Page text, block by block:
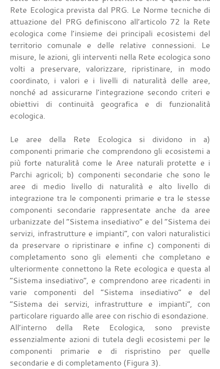
Rete Ecologica prevista dal PRG. Le Norme tecniche di
attuazione del PRG definiscono all’articolo 72 la Rete
ecologica come l’insieme dei principali ecosistemi del
territorio comunale e delle relative connessioni. Le
misure, le azioni, gli interventi nella Rete ecologica sono
volti a preservare, valorizzare, ripristinare, in modo
coordinato, i valori e i livelli di naturalità delle aree,
nonché ad assicurarne l’integrazione secondo criteri e
obiettivi di continuità geografica e di funzionalità
ecologica.
Le aree della Rete Ecologica si dividono in a)
componenti primarie che comprendono gli ecosistemi a
più forte naturalità come le Aree naturali protette e i
Parchi agricoli; b) componenti secondarie che sono le
aree di medio livello di naturalità e alto livello di
integrazione tra le componenti primarie e tra le stesse
componenti secondarie rappresentate anche da aree
urbanizzate del “Sistema insediativo” e del “Sistema dei
servizi, infrastrutture e impianti”, con valori naturalistici
da preservare o ripristinare e infine c) componenti di
completamento sono gli elementi che completano e
ulteriormente connettono la Rete ecologica e questa al
“Sistema insediativo”, e comprendono aree ricadenti in
varie componenti del “Sistema insediativo” e del
“Sistema dei servizi, infrastrutture e impianti”, con
particolare riguardo alle aree con rischio di esondazione.
All’interno della Rete Ecologica, sono previste
essenzialmente azioni di tutela degli ecosistemi per le
componenti primarie e di rispristino per quelle
secondarie e di completamento (Figura 3).